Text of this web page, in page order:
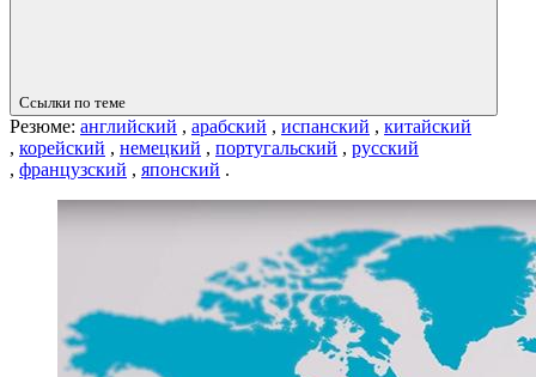
Ссылки по теме
Резюме: английский , арабский , испанский , китайский
, корейский , немецкий , португальский , русский
, французский , японский .